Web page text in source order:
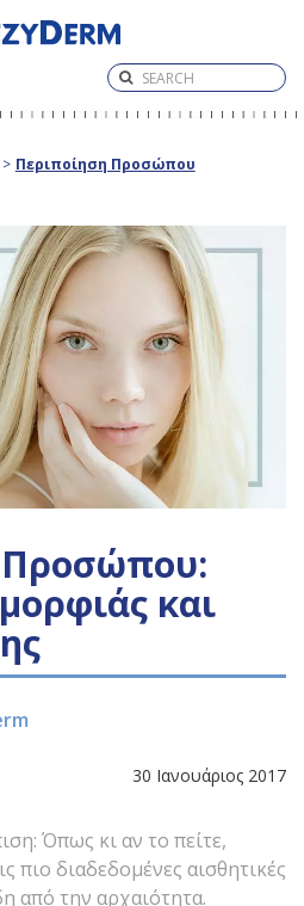
> Περιποίηση Προσώπου
και
30 Ιανουάριος 2017
Όπως κι αν το πείτε,
πιο διαδεδομένες αισθητικές
από την αρχαιότητα.